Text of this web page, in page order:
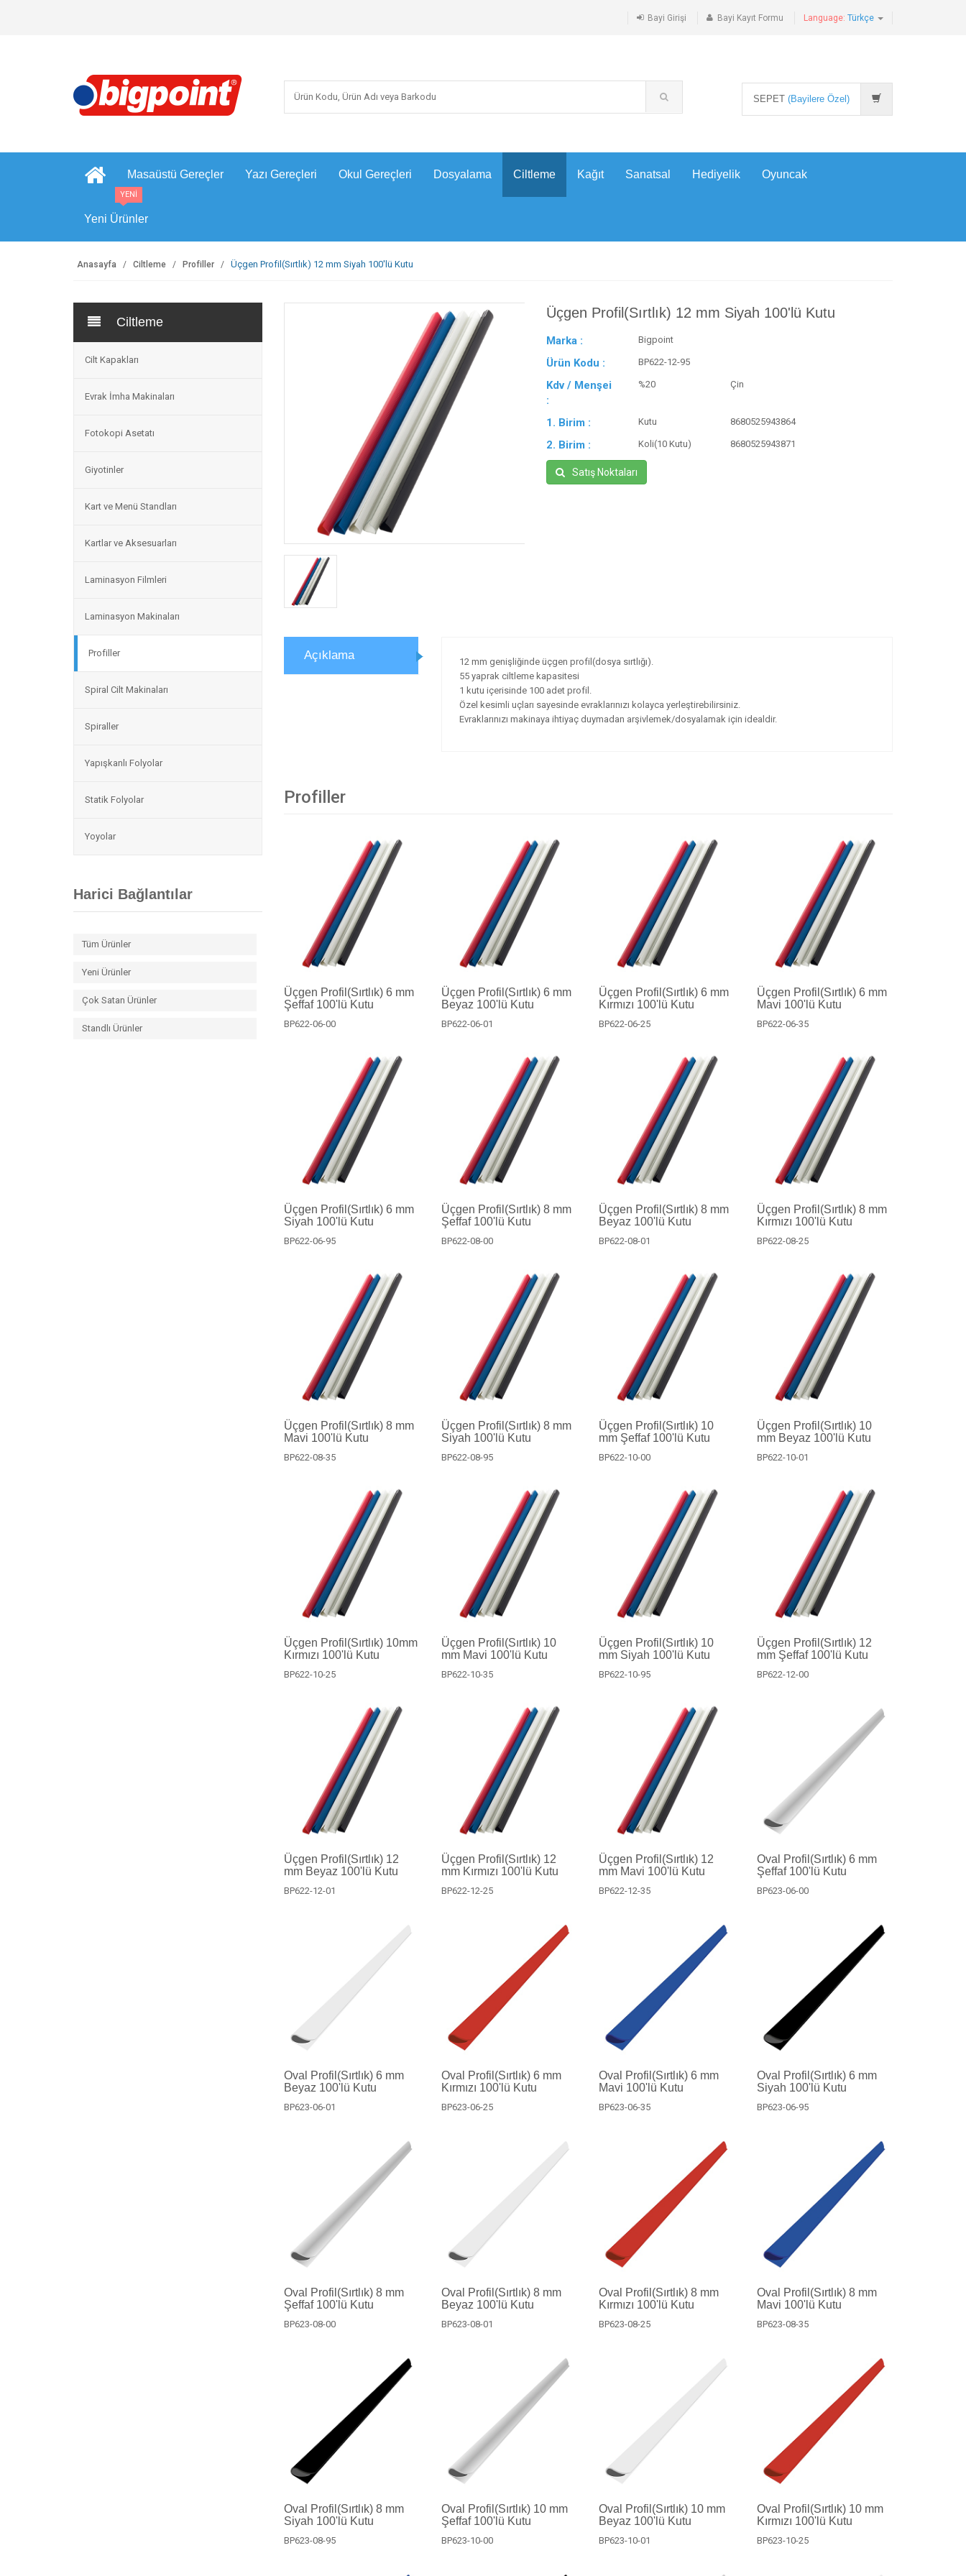
Bayi Girişi Bayi Kayıt Formu Language: Türkçe
SEPET (Bayilere Özel)
Masaüstü Gereçler Yazı Gereçleri Okul Gereçleri Dosyalama Ciltleme Kağıt Sanatsal Hediyelik Oyuncak
Yeni Ürünler
YENİ
Anasayfa Ciltleme Profiller Üçgen Profil(Sırtlık) 12 mm Siyah 100'lü Kutu
Ciltleme
Cilt Kapakları
Evrak İmha Makinaları
Fotokopi Asetatı
Giyotinler
Kart ve Menü Standları
Kartlar ve Aksesuarları
Laminasyon Filmleri
Laminasyon Makinaları
Profiller
Spiral Cilt Makinaları
Spiraller
Yapışkanlı Folyolar
Statik Folyolar
Yoyolar
Harici Bağlantılar
Tüm Ürünler
Yeni Ürünler
Çok Satan Ürünler
Standlı Ürünler
Üçgen Profil(Sırtlık) 12 mm Siyah 100'lü Kutu
Marka : Bigpoint
Ürün Kodu : BP622-12-95
Kdv / Menşei
:
%20 Çin
1. Birim : Kutu 8680525943864
2. Birim : Koli(10 Kutu) 8680525943871
Satış Noktaları
Açıklama
12 mm genişliğinde üçgen profil(dosya sırtlığı).
55 yaprak ciltleme kapasitesi
1 kutu içerisinde 100 adet profil.
Özel kesimli uçları sayesinde evraklarınızı kolayca yerleştirebilirsiniz.
Evraklarınızı makinaya ihtiyaç duymadan arşivlemek/dosyalamak için idealdir.
Profiller
Üçgen Profil(Sırtlık) 6 mm
Şeffaf 100'lü Kutu
BP622-06-00
Üçgen Profil(Sırtlık) 6 mm
Beyaz 100'lü Kutu
BP622-06-01
Üçgen Profil(Sırtlık) 6 mm
Kırmızı 100'lü Kutu
BP622-06-25
Üçgen Profil(Sırtlık) 6 mm
Mavi 100'lü Kutu
BP622-06-35
Üçgen Profil(Sırtlık) 6 mm
Siyah 100'lü Kutu
BP622-06-95
Üçgen Profil(Sırtlık) 8 mm
Şeffaf 100'lü Kutu
BP622-08-00
Üçgen Profil(Sırtlık) 8 mm
Beyaz 100'lü Kutu
BP622-08-01
Üçgen Profil(Sırtlık) 8 mm
Kırmızı 100'lü Kutu
BP622-08-25
Üçgen Profil(Sırtlık) 8 mm
Mavi 100'lü Kutu
BP622-08-35
Üçgen Profil(Sırtlık) 8 mm
Siyah 100'lü Kutu
BP622-08-95
Üçgen Profil(Sırtlık) 10
mm Şeffaf 100'lü Kutu
BP622-10-00
Üçgen Profil(Sırtlık) 10
mm Beyaz 100'lü Kutu
BP622-10-01
Üçgen Profil(Sırtlık) 10mm
Kırmızı 100'lü Kutu
BP622-10-25
Üçgen Profil(Sırtlık) 10
mm Mavi 100'lü Kutu
BP622-10-35
Üçgen Profil(Sırtlık) 10
mm Siyah 100'lü Kutu
BP622-10-95
Üçgen Profil(Sırtlık) 12
mm Şeffaf 100'lü Kutu
BP622-12-00
Üçgen Profil(Sırtlık) 12
mm Beyaz 100'lü Kutu
BP622-12-01
Üçgen Profil(Sırtlık) 12
mm Kırmızı 100'lü Kutu
BP622-12-25
Üçgen Profil(Sırtlık) 12
mm Mavi 100'lü Kutu
BP622-12-35
Oval Profil(Sırtlık) 6 mm
Şeffaf 100'lü Kutu
BP623-06-00
Oval Profil(Sırtlık) 6 mm
Beyaz 100'lü Kutu
BP623-06-01
Oval Profil(Sırtlık) 6 mm
Kırmızı 100'lü Kutu
BP623-06-25
Oval Profil(Sırtlık) 6 mm
Mavi 100'lü Kutu
BP623-06-35
Oval Profil(Sırtlık) 6 mm
Siyah 100'lü Kutu
BP623-06-95
Oval Profil(Sırtlık) 8 mm
Şeffaf 100'lü Kutu
BP623-08-00
Oval Profil(Sırtlık) 8 mm
Beyaz 100'lü Kutu
BP623-08-01
Oval Profil(Sırtlık) 8 mm
Kırmızı 100'lü Kutu
BP623-08-25
Oval Profil(Sırtlık) 8 mm
Mavi 100'lü Kutu
BP623-08-35
Oval Profil(Sırtlık) 8 mm
Siyah 100'lü Kutu
BP623-08-95
Oval Profil(Sırtlık) 10 mm
Şeffaf 100'lü Kutu
BP623-10-00
Oval Profil(Sırtlık) 10 mm
Beyaz 100'lü Kutu
BP623-10-01
Oval Profil(Sırtlık) 10 mm
Kırmızı 100'lü Kutu
BP623-10-25